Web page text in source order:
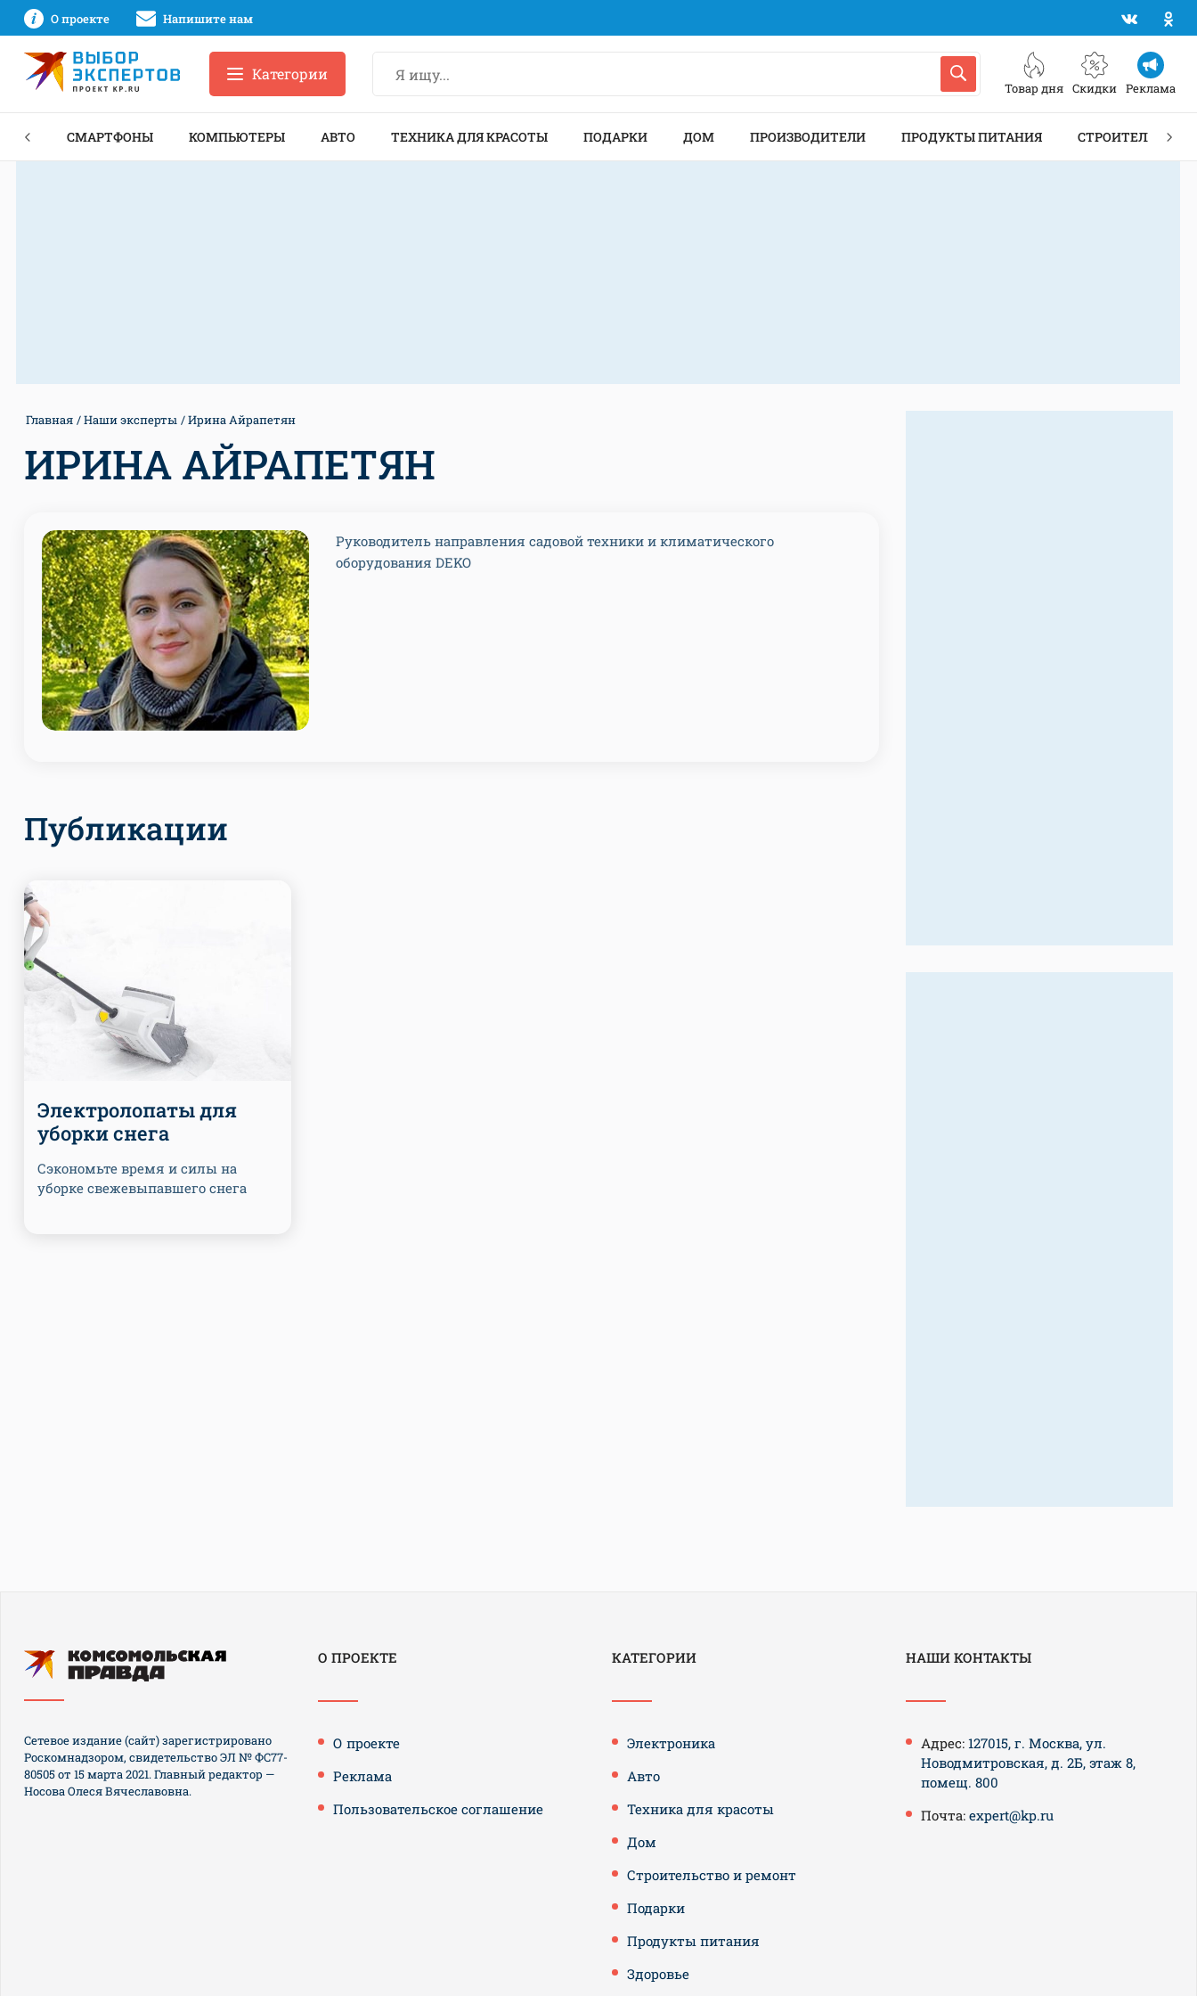
О проекте Напишите нам
Товар дня Скидки Реклама
Категории
СМАРТФОНЫ КОМПЬЮТЕРЫ АВТО ТЕХНИКА ДЛЯ КРАСОТЫ ПОДАРКИ ДОМ ПРОИЗВОДИТЕЛИ ПРОДУКТЫ ПИТАНИЯ СТРОИТЕЛЬСТВО
Главная Наши эксперты Ирина Айрапетян
ИРИНА АЙРАПЕТЯН
Руководитель направления садовой техники и климатического
оборудования DEKO
Публикации
Электролопаты для
уборки снега
Сэкономьте время и силы на
уборке свежевыпавшего снега
О ПРОЕКТЕ
О проекте
Реклама
Пользовательское соглашение
КАТЕГОРИИ
Электроника
Авто
Техника для красоты
Дом
Строительство и ремонт
Подарки
Продукты питания
Здоровье
НАШИ КОНТАКТЫ
Адрес: 127015, г. Москва, ул.
Новодмитровская, д. 2Б, этаж 8,
помещ. 800
Почта: expert@kp.ru
Сетевое издание (сайт) зарегистрировано
Роскомнадзором, свидетельство ЭЛ № ФС77-
80505 от 15 марта 2021. Главный редактор —
Носова Олеся Вячеславовна.